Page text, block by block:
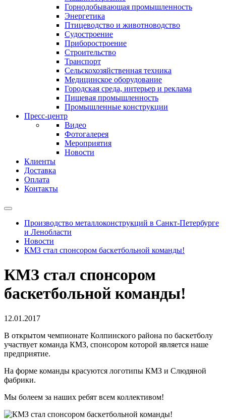
Горнодобывающая промышленность
Энергетика
Птицеводство и животноводство
Судостроение
Приборостроение
Строительство
Транспорт
Сельскохозяйственная техника
Медицинское оборудование
Городская среда, интерьер и реклама
Пищевая промышленность
Промышленные конструкции
Пресс-центр
Видео
Фотогалерея
Мероприятия
Новости
Клиенты
Доставка
Оплата
Контакты
Производство металлоконструкций в Санкт-Петербурге
и Ленобласти
Новости
КМЗ стал спонсором баскетбольной команды!
КМЗ стал спонсором
баскетбольной команды!
12.01.2017
В открытом чемпионате Колпинского района по баскетболу
участвует команда КМЗ, спонсором которой является наше
предприятие.
На форме команды красуются логотипы КМЗ и Слюдяной
фабрики.
Мы болеем за наших ребят всем коллективом!